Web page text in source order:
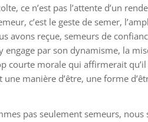
ce n’est pas l’attente d’un
c’est le geste de semer,
avons reçue, semeurs de
engage par son dynamisme, la
courte morale qui affirmerait
une manière d’être, une forme
pas seulement semeurs,